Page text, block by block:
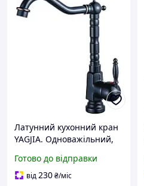
Латунний кухонний кран
YAGJIA. Одноважільний,
Готово до відправки
від230₴/міс